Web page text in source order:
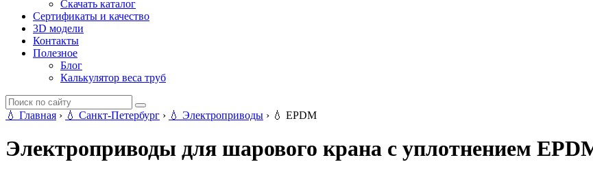
Скачать каталог
Сертификаты и качество
3D модели
Контакты
Полезное
Блог
Калькулятор веса труб
💧 Главная › 💧 Санкт-Петербург › 💧 Электроприводы › 💧 EPDM
Электроприводы для шарового крана с уплотнением